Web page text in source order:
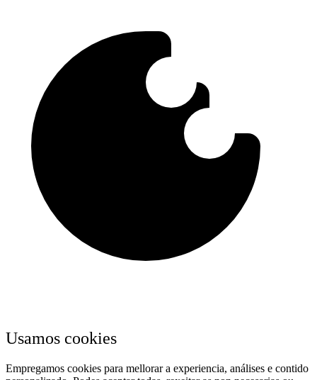
Usamos cookies
Empregamos cookies para mellorar a experiencia, análises e contido